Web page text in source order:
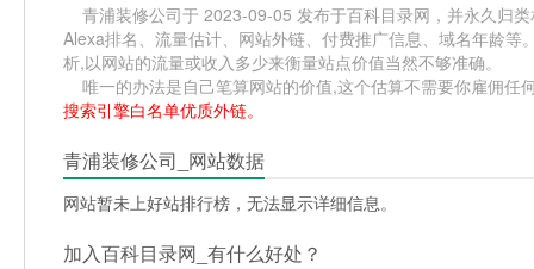
青浦装修公司于 2023-09-05 发布于百科目录网，并永久归
Alexa排名、流量估计、网站外链、付费推广信息、域名年龄
析,以网站的流量或收入多少来衡量站点价值当然不够准确。
唯一的办法是自己笔算网站的价值,这个估算不需要你雇佣任
搜索引擎白名单优质外链。
青浦装修公司_网站数据
网站暂未上好站排行榜，无法显示详细信息。
加入百科目录网_有什么好处？